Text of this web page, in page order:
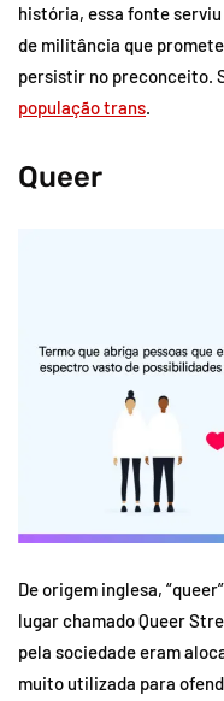
história, essa fonte
de militância que
persistir no preconceito.
população trans.
Queer
De origem inglesa,
lugar chamado Queer
pela sociedade eram
muito utilizada para